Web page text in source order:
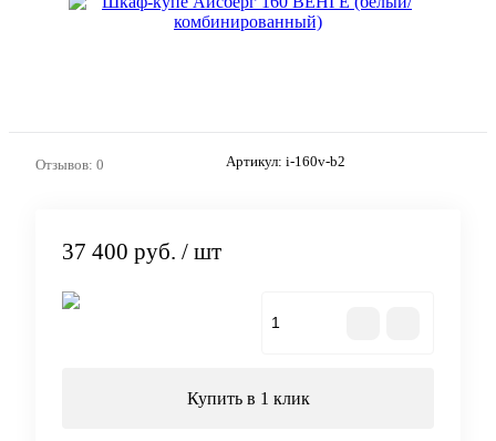
Отзывов: 0 Артикул: i-160v-b2
37 400 руб. / шт
Купить в 1 клик